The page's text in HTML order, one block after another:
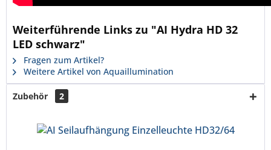
Weiterführende Links zu "AI Hydra HD 32
LED schwarz"
Fragen zum Artikel?
Weitere Artikel von Aquaillumination
Zubehör 2